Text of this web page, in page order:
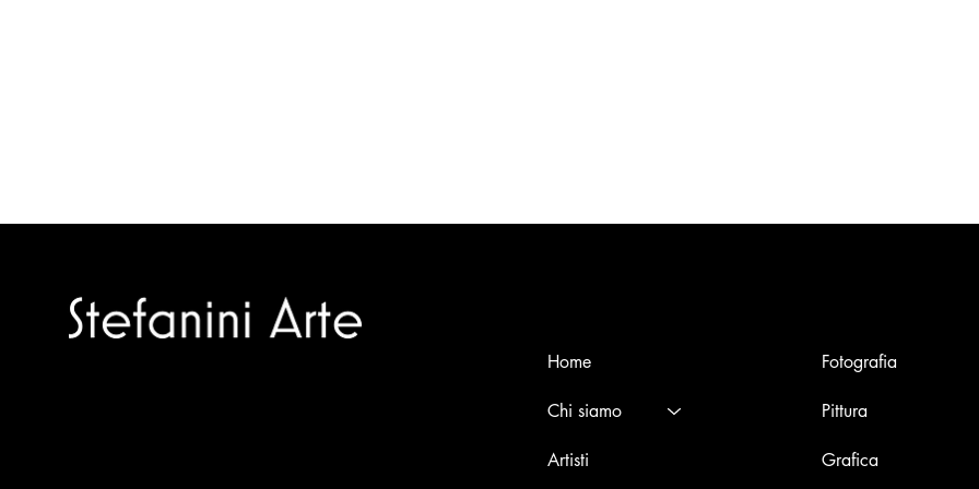
Home
Chi siamo
Artisti
Fotografia
Pittura
Grafica